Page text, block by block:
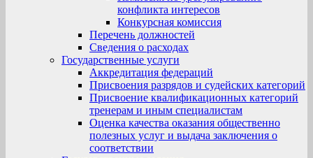
конфликта интересов
Конкурсная комиссия
Перечень должностей
Сведения о расходах
Государственные услуги
Аккредитация федераций
Присвоения разрядов и судейских категорий
Присвоение квалификационных категорий
тренерам и иным специалистам
Оценка качества оказания общественно
полезных услуг и выдача заключения о
соответствии